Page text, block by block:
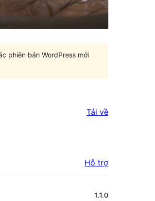
phiên bản WordPress mới
Tải về
Hỗ trợ
1.1.0